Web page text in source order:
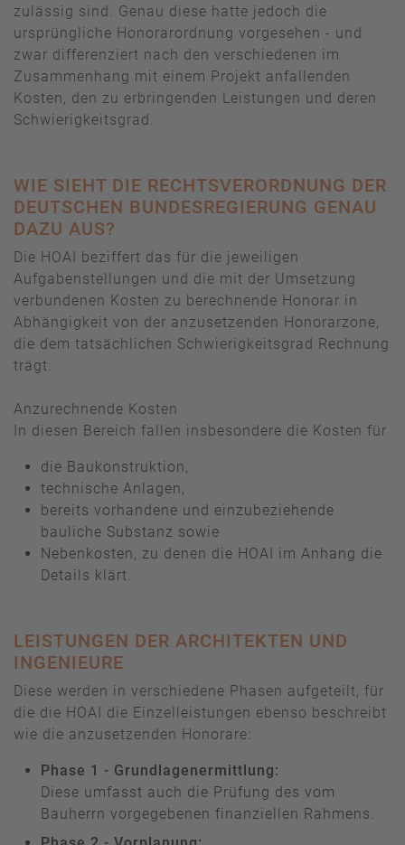
zulässig sind. Genau diese hatte jedoch die
ursprüngliche Honorarordnung vorgesehen - und
zwar differenziert nach den verschiedenen im
Zusammenhang mit einem Projekt anfallenden
Kosten, den zu erbringenden Leistungen und deren
Schwierigkeitsgrad.
WIE SIEHT DIE RECHTSVERORDNUNG DER
DEUTSCHEN BUNDESREGIERUNG GENAU
DAZU AUS?
Die HOAI beziffert das für die jeweiligen
Aufgabenstellungen und die mit der Umsetzung
verbundenen Kosten zu berechnende Honorar in
Abhängigkeit von der anzusetzenden Honorarzone,
die dem tatsächlichen Schwierigkeitsgrad Rechnung
trägt:
Anzurechnende Kosten
In diesen Bereich fallen insbesondere die Kosten für
die Baukonstruktion,
technische Anlagen,
bereits vorhandene und einzubeziehende
bauliche Substanz sowie
Nebenkosten, zu denen die HOAI im Anhang die
Details klärt.
LEISTUNGEN DER ARCHITEKTEN UND
INGENIEURE
Diese werden in verschiedene Phasen aufgeteilt, für
die die HOAI die Einzelleistungen ebenso beschreibt
wie die anzusetzenden Honorare:
Phase 1 - Grundlagenermittlung:
Diese umfasst auch die Prüfung des vom
Bauherrn vorgegebenen finanziellen Rahmens.